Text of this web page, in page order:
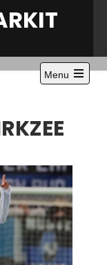
Menu
Open